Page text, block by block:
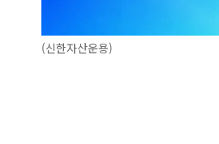
(신한자산운용)